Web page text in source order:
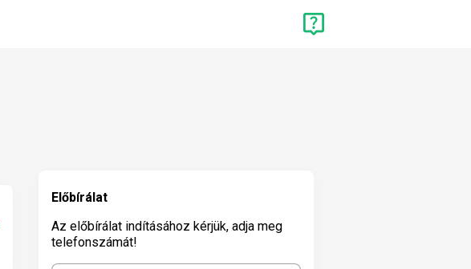
Előbírálat
Az előbírálat indításához kérjük, adja meg
telefonszámát!